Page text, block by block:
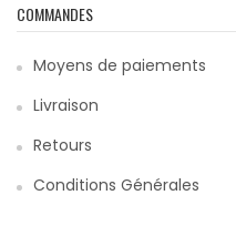
COMMANDES
Moyens de paiements
Livraison
Retours
Conditions Générales